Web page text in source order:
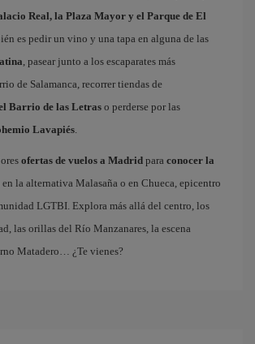
Real, la Plaza Mayor y el Parque de El
es pedir un vino y una tapa en alguna de las
, pasear junto a los escaparates más
de Salamanca, recorrer tiendas de
Barrio de las Letras o perderse por las
Lavapiés.
ofertas de vuelos a Madrid para conocer la
en la alternativa Malasaña o en Chueca, epicentro
LGTBI. Explora más allá del centro, los
las orillas del Río Manzanares, la escena
Matadero… ¿Te vienes?